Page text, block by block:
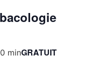
minGRATUIT